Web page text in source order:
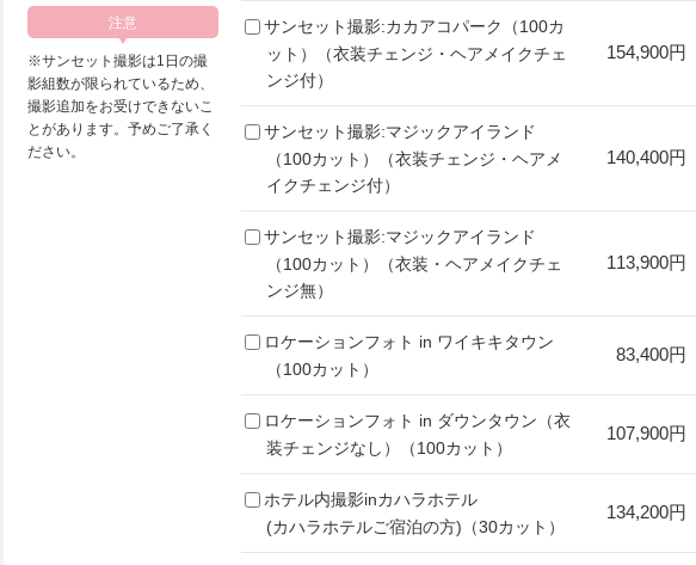
※サンセット撮影は1日の撮
影組数が限られているため、
撮影追加をお受けできないこ
とがあります。予めご了承く
ださい。
サンセット撮影:カカアコパーク（100カ
ット）（衣装チェンジ・ヘアメイクチェ
ンジ付）
154,900円
サンセット撮影:マジックアイランド
（100カット）（衣装チェンジ・ヘアメ
イクチェンジ付）
140,400円
サンセット撮影:マジックアイランド
（100カット）（衣装・ヘアメイクチェ
ンジ無）
113,900円
ロケーションフォト in ワイキキタウン
（100カット）
83,400円
ロケーションフォト in ダウンタウン（衣
装チェンジなし）（100カット）
107,900円
ホテル内撮影inカハラホテル
(カハラホテルご宿泊の方)（30カット）
134,200円